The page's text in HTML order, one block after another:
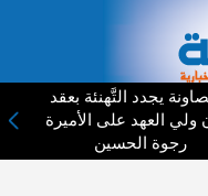
يجدد التَّهنئة بعقد
ولي العهد على الأميرة
رجوة الحسين
تابعة لشركة قنوات البث